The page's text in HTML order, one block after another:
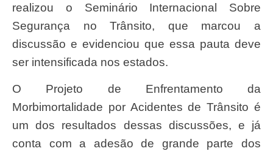
realizou o Seminário Internacional Sobre
Segurança no Trânsito, que marcou a
discussão e evidenciou que essa pauta deve
ser intensificada nos estados.
O Projeto de Enfrentamento da
Morbimortalidade por Acidentes de Trânsito é
um dos resultados dessas discussões, e já
conta com a adesão de grande parte dos